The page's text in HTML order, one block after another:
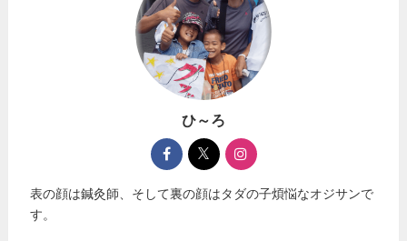
ひ～ろ
表の顔は鍼灸師、そして裏の顔はタダの子煩悩なオジサンで
す。